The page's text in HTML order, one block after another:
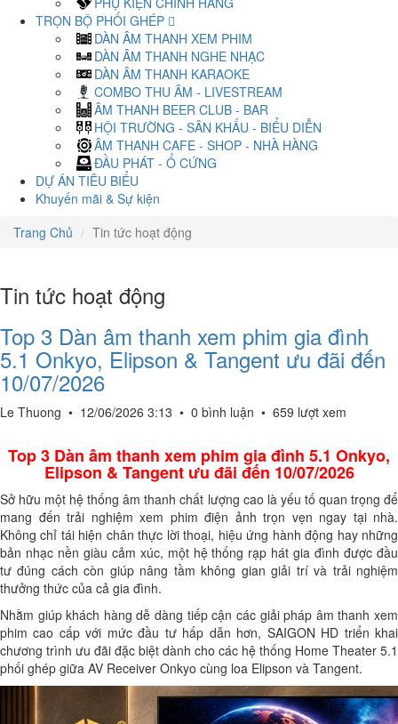
TRỌN BỘ PHỐI GHÉP
DÀN ÂM THANH XEM PHIM
DÀN ÂM THANH NGHE NHẠC
DÀN ÂM THANH KARAOKE
COMBO THU ÂM - LIVESTREAM
ÂM THANH BEER CLUB - BAR
HỘI TRƯỜNG - SÂN KHẤU - BIỂU DIỄN
ÂM THANH CAFE - SHOP - NHÀ HÀNG
ĐẦU PHÁT - Ổ CỨNG
DỰ ÁN TIÊU BIỂU
Khuyến mãi & Sự kiện
Trang Chủ
Tin tức hoạt động
Tin tức hoạt động
Top 3 Dàn âm thanh xem phim gia đình
5.1 Onkyo, Elipson & Tangent ưu đãi đến
10/07/2026
Le Thuong • 12/06/2026 3:13 • 0 bình luận • 659 lượt xem
Top 3 Dàn âm thanh xem phim gia đình 5.1 Onkyo,
Elipson & Tangent ưu đãi đến 10/07/2026
Sở hữu một hệ thống âm thanh chất lượng cao là yếu tố quan trọng để
mang đến trải nghiệm xem phim điện ảnh trọn vẹn ngay tại nhà.
Không chỉ tái hiện chân thực lời thoại, hiệu ứng hành động hay những
bản nhạc nền giàu cảm xúc, một hệ thống rạp hát gia đình được đầu
tư đúng cách còn giúp nâng tầm không gian giải trí và trải nghiệm
thưởng thức của cả gia đình.
Nhằm giúp khách hàng dễ dàng tiếp cận các giải pháp âm thanh xem
phim cao cấp với mức đầu tư hấp dẫn hơn, SAIGON HD triển khai
chương trình ưu đãi đặc biệt dành cho các hệ thống Home Theater 5.1
phối ghép giữa AV Receiver Onkyo cùng loa Elipson và Tangent.